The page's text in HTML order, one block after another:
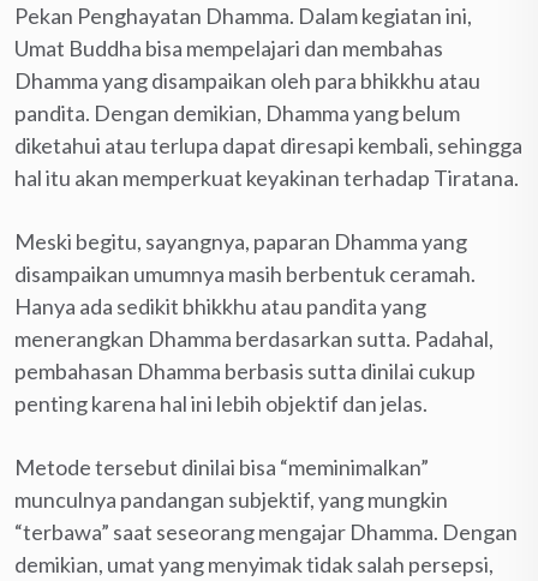
Pekan Penghayatan Dhamma. Dalam kegiatan ini,
Umat Buddha bisa mempelajari dan membahas
Dhamma yang disampaikan oleh para bhikkhu atau
pandita. Dengan demikian, Dhamma yang belum
diketahui atau terlupa dapat diresapi kembali, sehingga
hal itu akan memperkuat keyakinan terhadap Tiratana.
Meski begitu, sayangnya, paparan Dhamma yang
disampaikan umumnya masih berbentuk ceramah.
Hanya ada sedikit bhikkhu atau pandita yang
menerangkan Dhamma berdasarkan sutta. Padahal,
pembahasan Dhamma berbasis sutta dinilai cukup
penting karena hal ini lebih objektif dan jelas.
Metode tersebut dinilai bisa “meminimalkan”
munculnya pandangan subjektif, yang mungkin
“terbawa” saat seseorang mengajar Dhamma. Dengan
demikian, umat yang menyimak tidak salah persepsi,